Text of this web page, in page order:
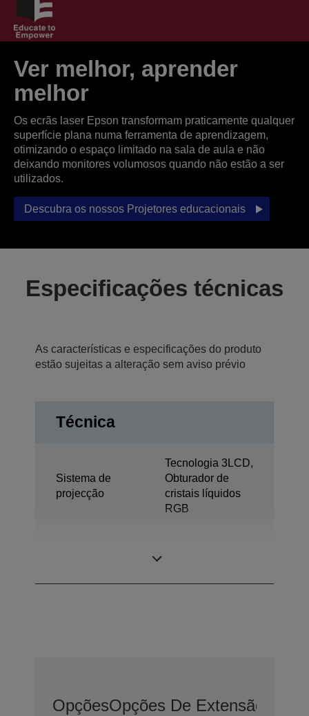
Ver melhor, aprender
melhor
Os ecrãs laser Epson transformam praticamente qualquer
superfície plana numa ferramenta de aprendizagem,
otimizando o espaço limitado na sala de aula e não
deixando monitores volumosos quando não estão a ser
utilizados.
Descubra os nossos Projetores educacionais
Especificações técnicas
As características e especificações do produto
estão sujeitas a alteração sem aviso prévio
Técnica
Sistema de
projecção
Tecnologia 3LCD,
Obturador de
cristais líquidos
RGB
OpçõesOpções De Extensão De